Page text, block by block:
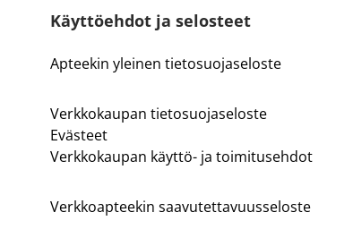
Käyttöehdot ja selosteet
Apteekin yleinen tietosuojaseloste
Verkkokaupan tietosuojaseloste
Evästeet
Verkkokaupan käyttö- ja toimitusehdot
Verkkoapteekin saavutettavuusseloste